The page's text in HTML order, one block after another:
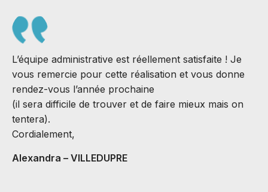
L’équipe administrative est réellement satisfaite ! Je
vous remercie pour cette réalisation et vous donne
rendez-vous l’année prochaine
(il sera difficile de trouver et de faire mieux mais on
tentera).
Cordialement,
Alexandra – VILLEDUPRE